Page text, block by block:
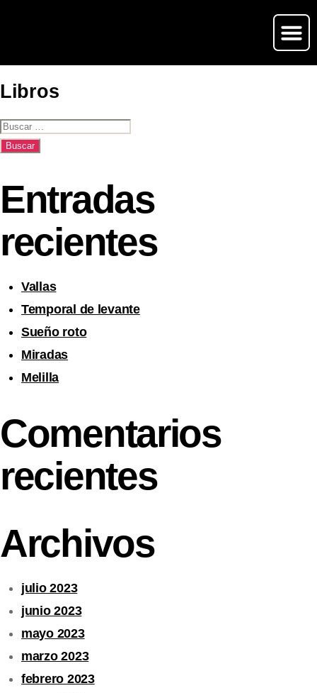
Libros
Entradas
recientes
Vallas
Temporal de levante
Sueño roto
Miradas
Melilla
Comentarios
recientes
Archivos
julio 2023
junio 2023
mayo 2023
marzo 2023
febrero 2023